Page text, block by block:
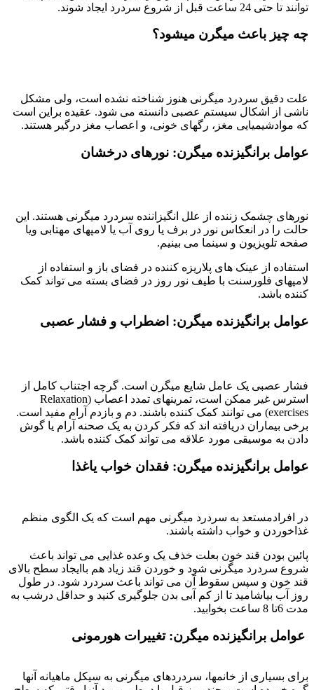
توانند تا حتی 24 ساعت قبل از شروع سردرد ایجاد شوند.
چه چیز باعث میگرن میشود؟
علت دقیق سردرد میگرنی هنوز شناخته نشده است، ولی مشکل
ناشی از اشکال سیستم عصبی دانسته می شود. عقیده براین است
که موادشیمیایی مغز، رگهای خونی، و اعصاب مغز درگیر هستند.
عوامل برانگیزنده میگرن: نورهای درخشان
نورهای چشمک زننده از علل انگیزاننده سردرد میگرنی هستند. این
حالت را در انعکاس نور در برف یا روی آب یا لامپهای مهتابی ویا
صفحه تلویزیون و سینما می بینیم.
استفاده از عینک های پلاریزه کننده در فضای باز و استفاده از
لامپهای فلورسنت با طیف نور روز در فضای بسته می تواند کمک
کننده باشد.
عوامل برانگیزنده میگرن: اضطراب و فشار عصبی
فشار عصبی یک عامل شایع میگرن است. گرچه اجتناب کامل از
استرس غیر ممکن است، تمرینهای تمدد اعصاب (Relaxation
exercises) می توانند کمک کننده باشند. دم و بازدم آرام مفید است.
برخی بیماران دریافته اند که فکر کردن به یک صحنه آرام یا گوش
دادن به موسیقی مورد علاقه می تواند کمک کننده باشد.
عوامل برانگیزنده میگرن: فقدان خواب یاغذا
در افرادمستعد به سردرد میگرنی مهم است که یک الگوی منظم
غذاخوردن و خواب داشته باشند.
پائین بودن قند خون بعلت خذف یک وعده غذایی می تواند باعث
شروع سردرد میگرنی شود و خوردن قند زیاد هم باایجاد سطح بالای
قند خون و سپس سقوط آن می تواند باعث سردرد شود. در طول
روز آب بیاشامید تا از کم آبی بدن جلوگیری کنید و حداقل درشب به
مدت 6تا 8 ساعت بخوابید.
عوامل برانگیزنده میگرن: تغییرات هورمونی
برای بسیاری از خانمها، سردردهای میگرنی به سیکل ماهیانه آنها